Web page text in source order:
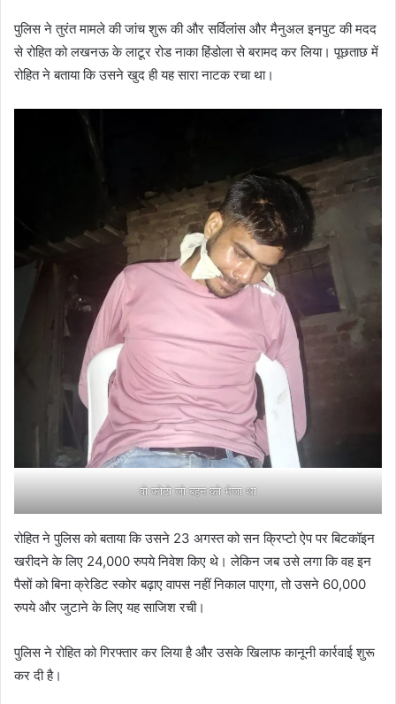
पुलिस ने तुरंत मामले की जांच शुरू की और सर्विलांस और मैनुअल इनपुट की मदद
से रोहित को लखनऊ के लाटूर रोड नाका हिंडोला से बरामद कर लिया। पूछताछ में
रोहित ने बताया कि उसने खुद ही यह सारा नाटक रचा था।
वो फोटो जो बहन को भेजा था
रोहित ने पुलिस को बताया कि उसने 23 अगस्त को सन क्रिप्टो ऐप पर बिटकॉइन
खरीदने के लिए 24,000 रुपये निवेश किए थे। लेकिन जब उसे लगा कि वह इन
पैसों को बिना क्रेडिट स्कोर बढ़ाए वापस नहीं निकाल पाएगा, तो उसने 60,000
रुपये और जुटाने के लिए यह साजिश रची।
पुलिस ने रोहित को गिरफ्तार कर लिया है और उसके खिलाफ कानूनी कार्रवाई शुरू
कर दी है।